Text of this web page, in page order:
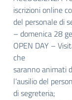
iscrizioni online
del personale di
– domenica 28
OPEN DAY –
che
saranno animati
l’ausilio del
di segreteria;